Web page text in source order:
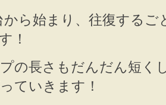
から始まり、往復するご
！
の長さもだんだん短く
ていきます！